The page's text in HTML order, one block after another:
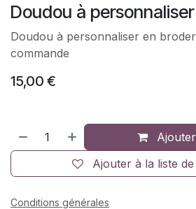
Doudou à
Doudou à personnaliser en
commande
15,00 €
Ajouter à la liste
Conditions générales